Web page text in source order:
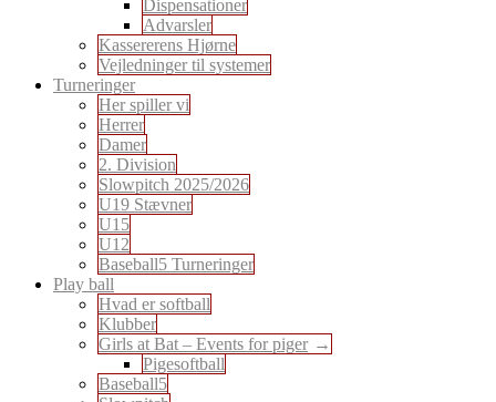
Dispensationer
Advarsler
Kassererens Hjørne
Vejledninger til systemer
Turneringer
Her spiller vi
Herrer
Damer
2. Division
Slowpitch 2025/2026
U19 Stævner
U15
U12
Baseball5 Turneringer
Play ball
Hvad er softball
Klubber
Girls at Bat – Events for piger
Pigesoftball
Baseball5